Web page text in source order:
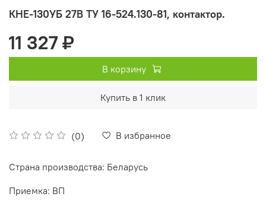
КНЕ-130УБ 27В ТУ 16-524.130-81, контактор.
(0) В избранное
11 327 ₽
В корзину
Купить в 1 клик
Страна производства: Беларусь
Приемка: ВП